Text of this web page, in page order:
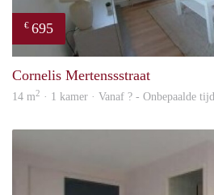
€ 695
Cornelis Mertenssstraat
14 m2 · 1 kamer · Vanaf ? - Onbepaalde tijd